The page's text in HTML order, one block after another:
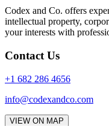
Codex and Co. offers
intellectual property,
your interests with
Contact Us
+1 682 286 4656
info@codexandco.com
VIEW ON MAP